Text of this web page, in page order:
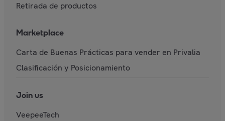
Retirada de productos
Marketplace
Carta de Buenas Prácticas para vender en Privalia
Clasificación y Posicionamiento
Join us
VeepeeTech